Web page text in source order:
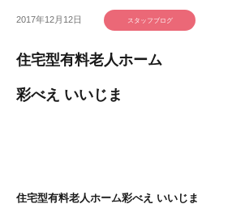
2017年12月12日 スタッフブログ
住宅型有料老人ホーム
彩べえ いいじま
住宅型有料老人ホーム彩べえ いいじま